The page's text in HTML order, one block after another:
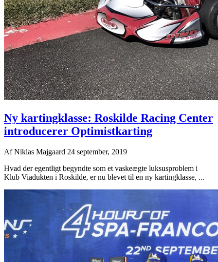
Ny kartingklasse: Roskilde Racing Center
introducerer Optimistkarting
AfNiklas Majgaard 24 september, 2019
Hvad der egentligt begyndte som et vaskeægte luksusproblem i
Klub Viadukten i Roskilde, er nu blevet til en ny kartingklasse, ...